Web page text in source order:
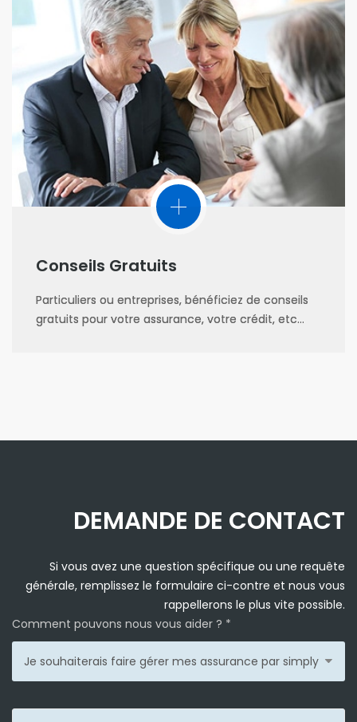
Conseils Gratuits
Particuliers ou entreprises, bénéficiez de conseils
gratuits pour votre assurance, votre crédit, etc…
DEMANDE DE CONTACT
Si vous avez une question spécifique ou une requête
générale, remplissez le formulaire ci-contre et nous vous
rappellerons le plus vite possible.
Comment pouvons nous vous aider ? *